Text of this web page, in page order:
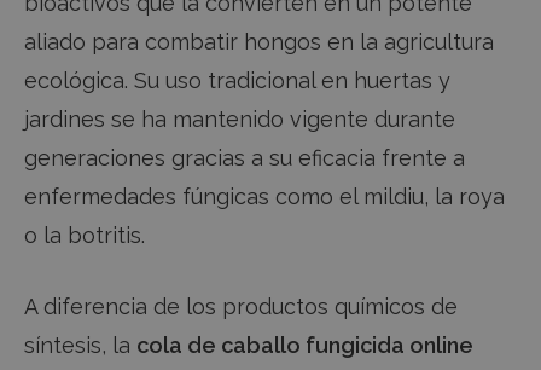
aliado para combatir hongos en la agricultura
ecológica. Su uso tradicional en huertas y
jardines se ha mantenido vigente durante
generaciones gracias a su eficacia frente a
enfermedades fúngicas como el mildiu, la roya
o la botritis.
A diferencia de los productos químicos de
síntesis, la cola de caballo fungicida online